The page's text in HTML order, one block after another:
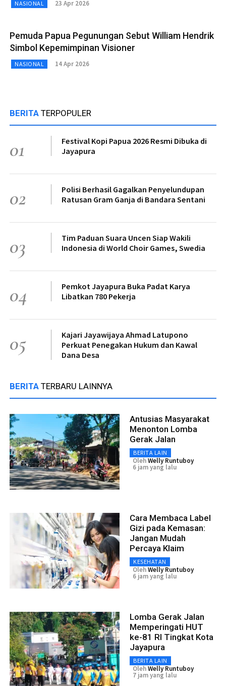
NASIONAL 23 Apr 2026
Pemuda Papua Pegunungan Sebut William Hendrik
Simbol Kepemimpinan Visioner
NASIONAL 14 Apr 2026
BERITA TERPOPULER
01
Festival Kopi Papua 2026 Resmi Dibuka di
Jayapura
02
Polisi Berhasil Gagalkan Penyelundupan
Ratusan Gram Ganja di Bandara Sentani
03
Tim Paduan Suara Uncen Siap Wakili
Indonesia di World Choir Games, Swedia
04
Pemkot Jayapura Buka Padat Karya
Libatkan 780 Pekerja
05
Kajari Jayawijaya Ahmad Latupono
Perkuat Penegakan Hukum dan Kawal
Dana Desa
BERITA TERBARU LAINNYA
Antusias Masyarakat
Menonton Lomba
Gerak Jalan
BERITA LAIN
OlehWelly Runtuboy
6 jam yang lalu
Cara Membaca Label
Gizi pada Kemasan:
Jangan Mudah
Percaya Klaim
KESEHATAN
OlehWelly Runtuboy
6 jam yang lalu
Lomba Gerak Jalan
Memperingati HUT
ke-81 RI Tingkat Kota
Jayapura
BERITA LAIN
OlehWelly Runtuboy
7 jam yang lalu